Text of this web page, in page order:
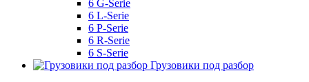
6 G-Serie
6 L-Serie
6 P-Serie
6 R-Serie
6 S-Serie
Грузовики под разбор